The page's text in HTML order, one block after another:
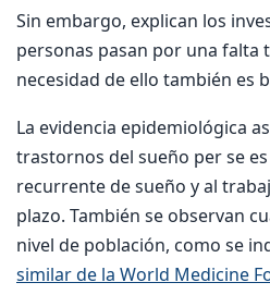
Sin embargo, explican los
personas pasan por una falta
necesidad de ello también es
La evidencia epidemiológica
trastornos del sueño per se
recurrente de sueño y al
plazo. También se observan
nivel de población, como se
similar de la World Medicine